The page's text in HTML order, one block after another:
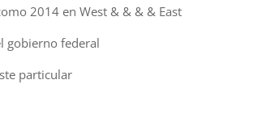
2014 en West & & & & East
gobierno federal
particular